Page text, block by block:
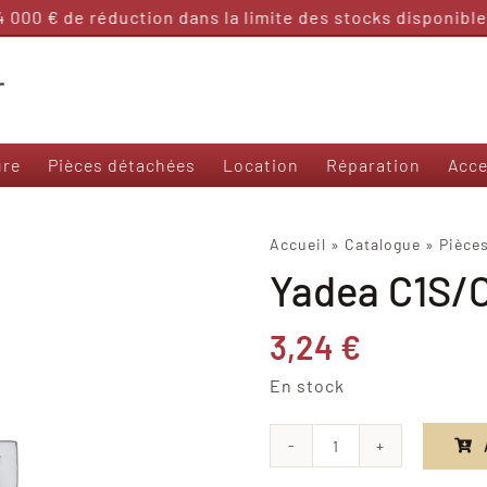
€ de réduction dans la limite des stocks
Nos modèles 50 et sans permis
Pièces détachées Location Réparation
Accueil » Catalogue »
Yadea C1S/
3,24 €
En stock
quantité